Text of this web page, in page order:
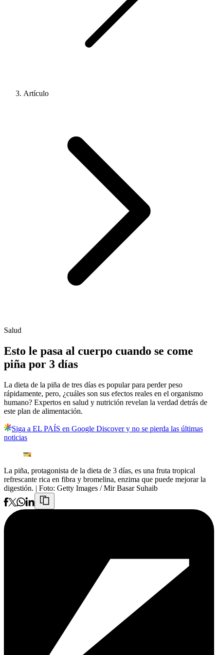
Artículo
Salud
Esto le pasa al cuerpo cuando se come
piña por 3 días
La dieta de la piña de tres días es popular para perder peso
rápidamente, pero, ¿cuáles son sus efectos reales en el organismo
humano? Expertos en salud y nutrición revelan la verdad detrás de
este plan de alimentación.
Siga a EL PAÍS en Google Discover y no se pierda las últimas
noticias
La piña, protagonista de la dieta de 3 días, es una fruta tropical
refrescante rica en fibra y bromelina, enzima que puede mejorar la
digestión. | Foto: Getty Images / Mir Basar Suhaib